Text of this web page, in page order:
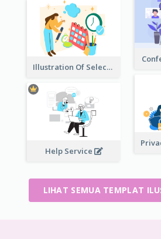
Illustration Of Select Date & Time
Help Service
LIHAT SEMUA TEMPLAT